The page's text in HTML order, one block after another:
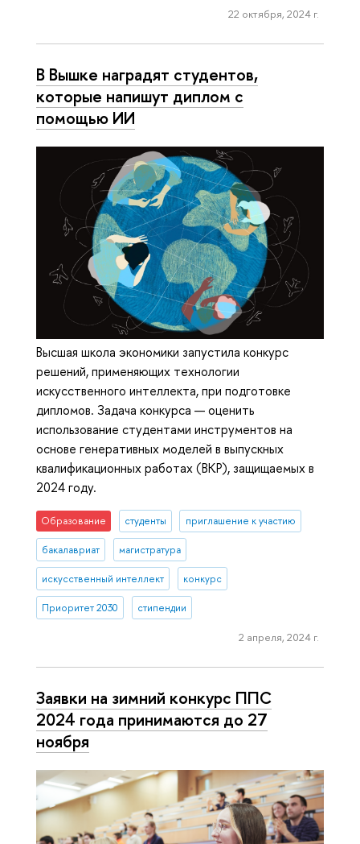
22 октября, 2024 г.
В Вышке наградят студентов,
которые напишут диплом с
помощью ИИ
Высшая школа экономики запустила конкурс
решений, применяющих технологии
искусственного интеллекта, при подготовке
дипломов. Задача конкурса — оценить
использование студентами инструментов на
основе генеративных моделей в выпускных
квалификационных работах (ВКР), защищаемых в
2024 году.
Образование студенты приглашение к участию
бакалавриат магистратура
искусственный интеллект конкурс
Приоритет 2030 стипендии
2 апреля, 2024 г.
Заявки на зимний конкурс ППС
2024 года принимаются до 27
ноября